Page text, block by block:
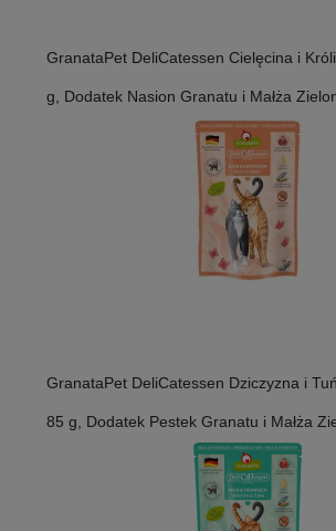
GranataPet DeliCatessen Cielęcina i
g, Dodatek Nasion Granatu i Małża
GranataPet DeliCatessen Dziczyzna i
85 g, Dodatek Pestek Granatu i Małża